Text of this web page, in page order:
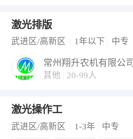
激光排版
武进区/高新区
1年以下 中专
常州翔升农机有限公司
其他 20-99人
激光操作工
武进区/高新区
1-3年 中专